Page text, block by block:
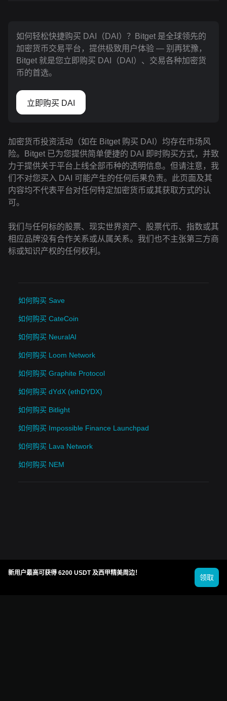
如何轻松快捷购买 DAI（DAI）？Bitget 是全球领先的
加密货币交易平台，提供极致用户体验 — 别再犹豫，
Bitget 就是您立即购买 DAI（DAI）、交易各种加密货
币的首选。
立即购买 DAI
加密货币投资活动（如在 Bitget 购买 DAI）均存在市场风
险。Bitget 已为您提供简单便捷的 DAI 即时购买方式，并致
力于提供关于平台上线全部币种的透明信息。但请注意，我
们不对您买入 DAI 可能产生的任何后果负责。此页面及其
内容均不代表平台对任何特定加密货币或其获取方式的认
可。
我们与任何标的股票、现实世界资产、股票代币、指数或其
相应品牌没有合作关系或从属关系。我们也不主张第三方商
标或知识产权的任何权利。
如何购买 Save
如何购买 CateCoin
如何购买 NeuralAI
如何购买 Loom Network
如何购买 Graphite Protocol
如何购买 dYdX (ethDYDX)
如何购买 Bitlight
如何购买 Impossible Finance Launchpad
如何购买 Lava Network
如何购买 NEM
新用户最高可获得 6200 USDT 及西甲精美周边！
领取